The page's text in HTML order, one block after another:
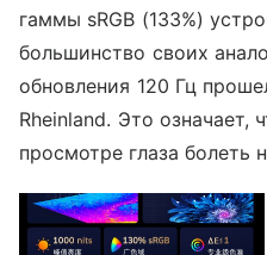
гаммы sRGB (133%)
большинство своих
обновления 120 Гц
Rheinland. Это означает,
просмотре глаза болеть